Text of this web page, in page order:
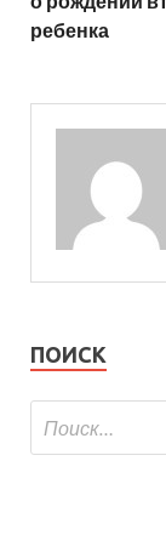
ребенка
ПОИСК